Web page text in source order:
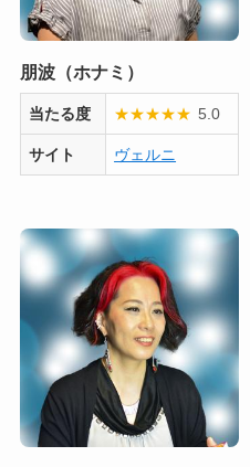
朋波（ホナミ）
当たる度 ★★★★★ 5.0
サイト ヴェルニ